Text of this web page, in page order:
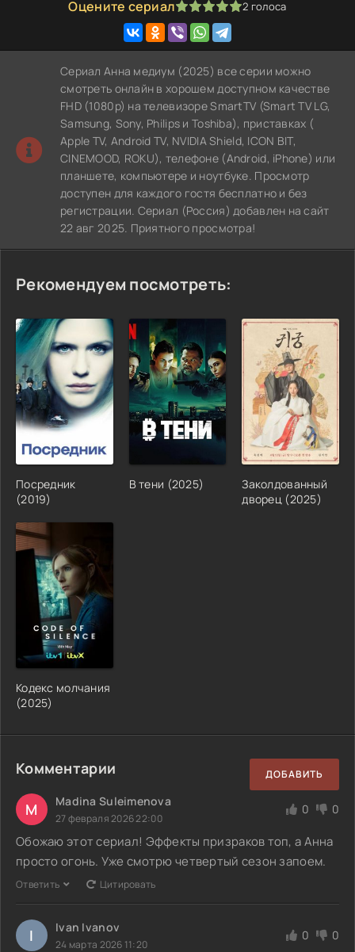
Оцените сериал
1 2 3 4 5 2 голоса
Сериал Анна медиум (2025) все серии можно
смотреть онлайн в хорошем доступном качестве
FHD (1080p) на телевизоре SmartTV (Smart TV LG,
Samsung, Sony, Philips и Toshiba), приставках (
Apple TV, Android TV, NVIDIA Shield, ICON BIT,
CINEMOOD, ROKU), телефоне (Android, iPhone) или
планшете, компьютере и ноутбуке. Просмотр
доступен для каждого гостя бесплатно и без
регистрации. Сериал (Россия) добавлен на сайт
22 авг 2025. Приятного просмотра!
Рекомендуем посмотреть:
Посредник
(2019)
В тени (2025)
Заколдованный
дворец (2025)
Кодекс молчания
(2025)
Комментарии ДОБАВИТЬ
M Madina Suleimenova
27 февраля 2026 22:00
0 0
Обожаю этот сериал! Эффекты призраков топ, а Анна
просто огонь. Уже смотрю четвертый сезон запоем.
Ответить Цитировать
I Ivan Ivanov
24 марта 2026 11:20
0 0